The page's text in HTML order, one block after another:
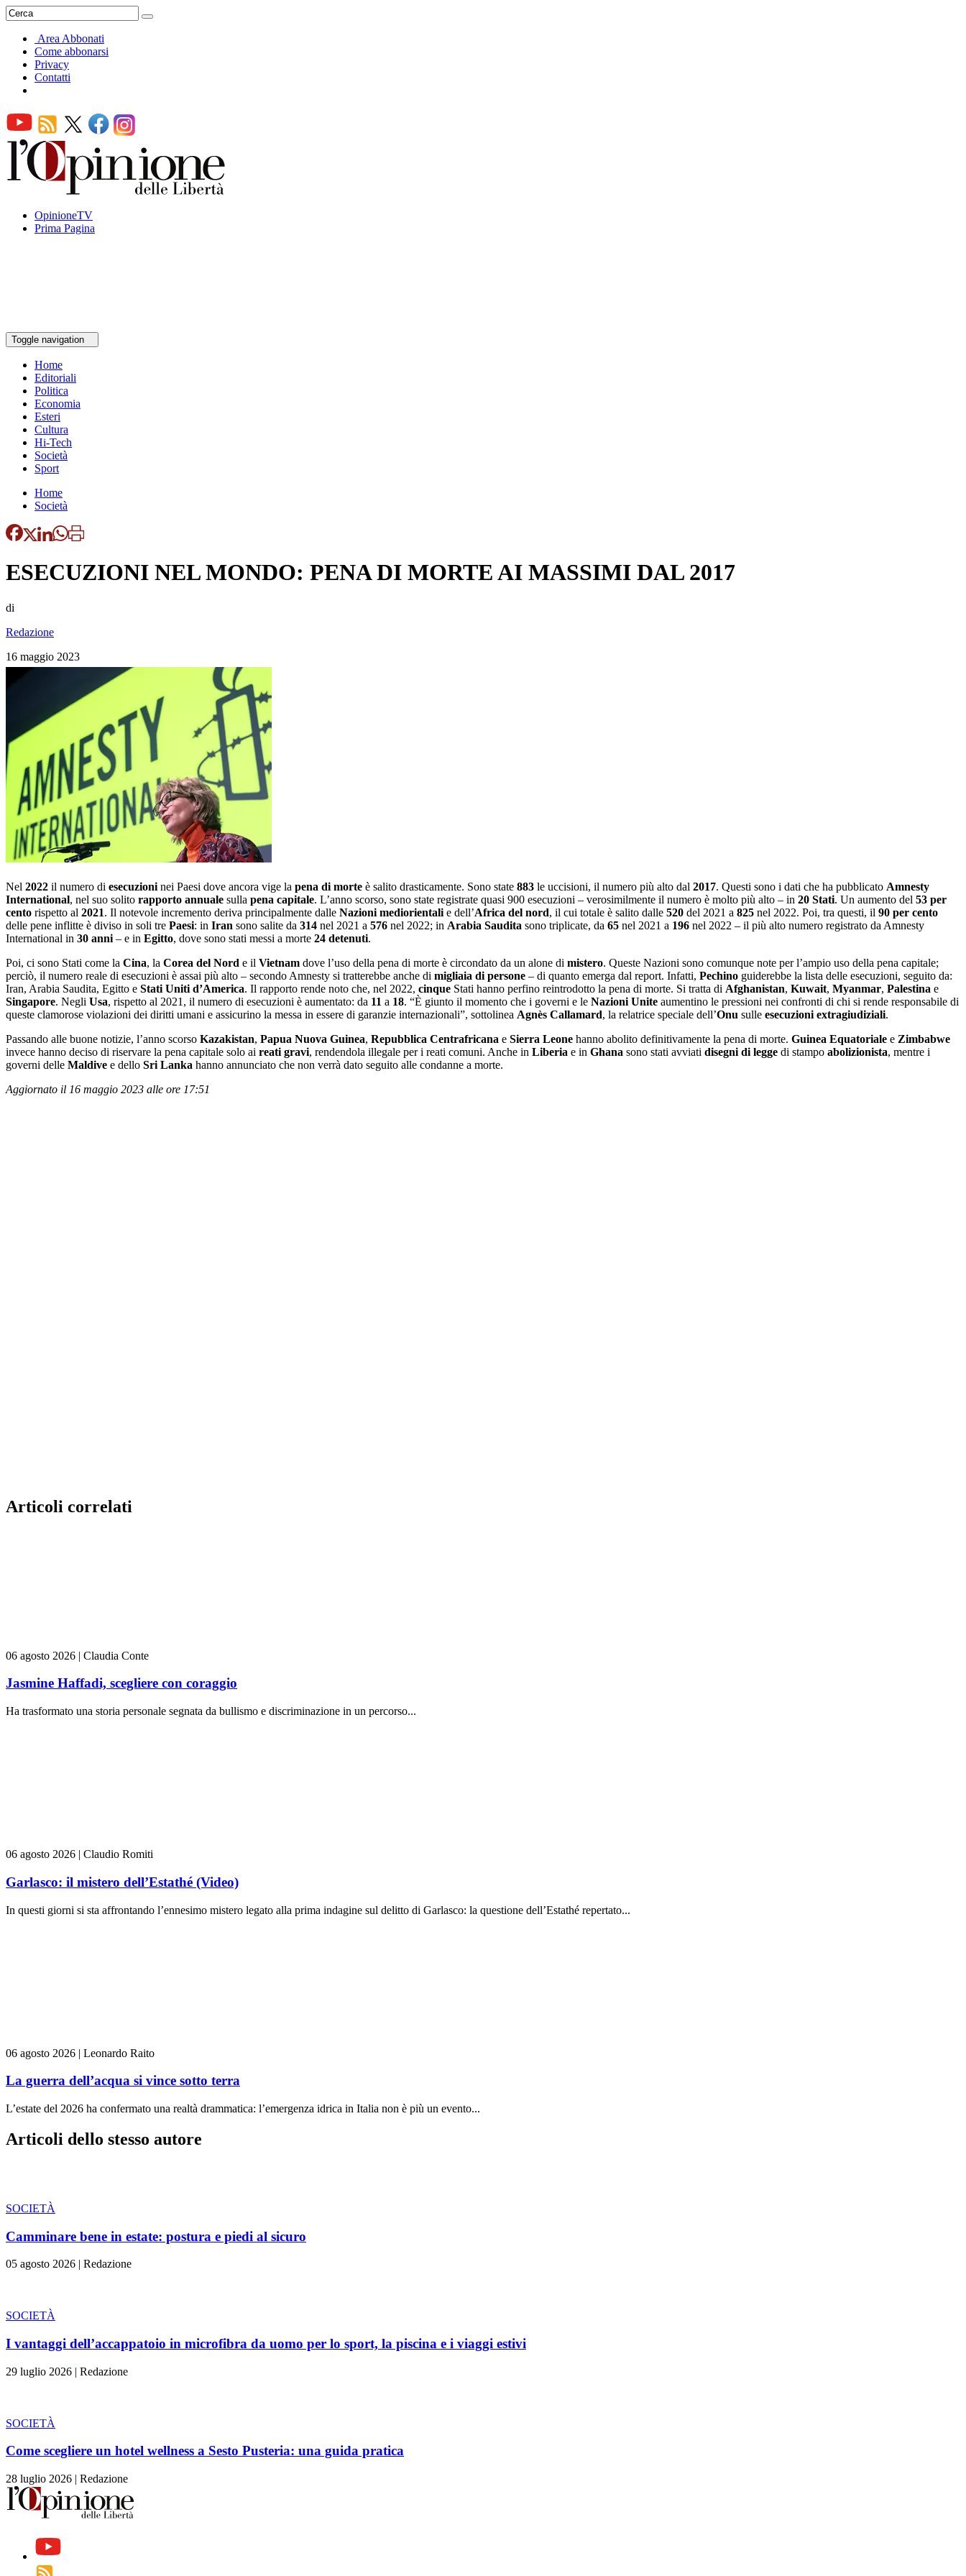
Area Abbonati
Come abbonarsi
Privacy
Contatti
OpinioneTV
Prima Pagina
Toggle navigation
Home
Editoriali
Politica
Economia
Esteri
Cultura
Hi-Tech
Società
Sport
Home
Società
ESECUZIONI NEL MONDO: PENA DI MORTE AI MASSIMI DAL 2017
di
Redazione
16 maggio 2023
Nel 2022 il numero di esecuzioni nei Paesi dove ancora vige la pena di morte è salito drasticamente. Sono state 883 le uccisioni, il numero più alto dal 2017. Questi sono i dati che ha pubblicato Amnesty
International, nel suo solito rapporto annuale sulla pena capitale. L’anno scorso, sono state registrate quasi 900 esecuzioni – verosimilmente il numero è molto più alto – in 20 Stati. Un aumento del 53 per
cento rispetto al 2021. Il notevole incremento deriva principalmente dalle Nazioni mediorientali e dell’Africa del nord, il cui totale è salito dalle 520 del 2021 a 825 nel 2022. Poi, tra questi, il 90 per cento
delle pene inflitte è diviso in soli tre Paesi: in Iran sono salite da 314 nel 2021 a 576 nel 2022; in Arabia Saudita sono triplicate, da 65 nel 2021 a 196 nel 2022 – il più alto numero registrato da Amnesty
International in 30 anni – e in Egitto, dove sono stati messi a morte 24 detenuti.
Poi, ci sono Stati come la Cina, la Corea del Nord e il Vietnam dove l’uso della pena di morte è circondato da un alone di mistero. Queste Nazioni sono comunque note per l’ampio uso della pena capitale;
perciò, il numero reale di esecuzioni è assai più alto – secondo Amnesty si tratterebbe anche di migliaia di persone – di quanto emerga dal report. Infatti, Pechino guiderebbe la lista delle esecuzioni, seguito da:
Iran, Arabia Saudita, Egitto e Stati Uniti d’America. Il rapporto rende noto che, nel 2022, cinque Stati hanno perfino reintrodotto la pena di morte. Si tratta di Afghanistan, Kuwait, Myanmar, Palestina e
Singapore. Negli Usa, rispetto al 2021, il numero di esecuzioni è aumentato: da 11 a 18. “È giunto il momento che i governi e le Nazioni Unite aumentino le pressioni nei confronti di chi si rende responsabile di
queste clamorose violazioni dei diritti umani e assicurino la messa in essere di garanzie internazionali”, sottolinea Agnès Callamard, la relatrice speciale dell’Onu sulle esecuzioni extragiudiziali.
Passando alle buone notizie, l’anno scorso Kazakistan, Papua Nuova Guinea, Repubblica Centrafricana e Sierra Leone hanno abolito definitivamente la pena di morte. Guinea Equatoriale e Zimbabwe
invece hanno deciso di riservare la pena capitale solo ai reati gravi, rendendola illegale per i reati comuni. Anche in Liberia e in Ghana sono stati avviati disegni di legge di stampo abolizionista, mentre i
governi delle Maldive e dello Sri Lanka hanno annunciato che non verrà dato seguito alle condanne a morte.
Aggiornato il 16 maggio 2023 alle ore 17:51
Articoli correlati
06 agosto 2026 | Claudia Conte
Jasmine Haffadi, scegliere con coraggio
Ha trasformato una storia personale segnata da bullismo e discriminazione in un percorso...
06 agosto 2026 | Claudio Romiti
Garlasco: il mistero dell’Estathé (Video)
In questi giorni si sta affrontando l’ennesimo mistero legato alla prima indagine sul delitto di Garlasco: la questione dell’Estathé repertato...
06 agosto 2026 | Leonardo Raito
La guerra dell’acqua si vince sotto terra
L’estate del 2026 ha confermato una realtà drammatica: l’emergenza idrica in Italia non è più un evento...
Articoli dello stesso autore
SOCIETÀ
Camminare bene in estate: postura e piedi al sicuro
05 agosto 2026 | Redazione
SOCIETÀ
I vantaggi dell’accappatoio in microfibra da uomo per lo sport, la piscina e i viaggi estivi
29 luglio 2026 | Redazione
SOCIETÀ
Come scegliere un hotel wellness a Sesto Pusteria: una guida pratica
28 luglio 2026 | Redazione